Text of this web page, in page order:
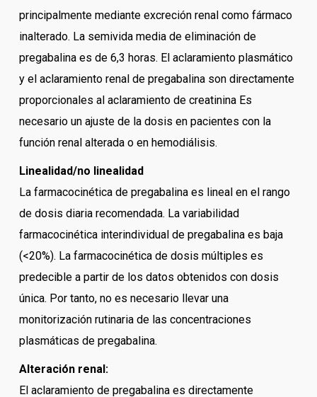
principalmente mediante excreción renal como fármaco
inalterado. La semivida media de eliminación de
pregabalina es de 6,3 horas. El aclaramiento plasmático
y el aclaramiento renal de pregabalina son directamente
proporcionales al aclaramiento de creatinina Es
necesario un ajuste de la dosis en pacientes con la
función renal alterada o en hemodiálisis.
Linealidad/no linealidad
La farmacocinética de pregabalina es lineal en el rango
de dosis diaria recomendada. La variabilidad
farmacocinética interindividual de pregabalina es baja
(<20%). La farmacocinética de dosis múltiples es
predecible a partir de los datos obtenidos con dosis
única. Por tanto, no es necesario llevar una
monitorización rutinaria de las concentraciones
plasmáticas de pregabalina.
Alteración renal:
El aclaramiento de pregabalina es directamente